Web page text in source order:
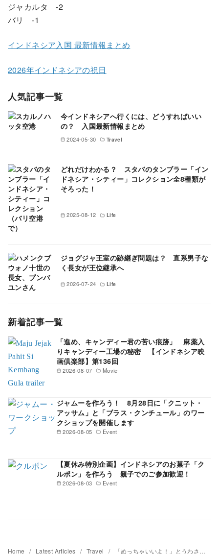
ジャカルタ -2
バリ -1
インドネシア入国 最新情報まとめ
2026年インドネシアの祝日
人気記事一覧
今インドネシアへ行くには、どうすればいい
の？ 入国最新情報まとめ
2024-05-30 Travel
どれだけわかる？ スタバのタンブラー「イン
ドネシア・シティー」コレクション全8種類が
そろった！
2025-08-12 Life
ジョグジャ王室の跡継ぎ問題は？ 直系男子な
く長女が王位継承へ
2026-07-24 Life
新着記事一覧
2026-08-07 Movie
「進め、キャンディー君の苦い痕跡」 麻薬入
りキャンディー工場の秘密 【インドネシア映
画倶楽部】第136回
2026-08-05 Event
ジャムーを作ろう！ 8月28日に「クニット・
アッサム」と「ブラス・クンチュール」のワー
クショップを開催します
2026-08-03 Event
【夏休み特別企画】インドネシアのお菓子「ク
ルポン」を作ろう 親子でのご参加歓迎！
Home Latest Articles Travel 「めっちゃいいよ！」とうわさのデラワン 東カリマンタンの島旅へ